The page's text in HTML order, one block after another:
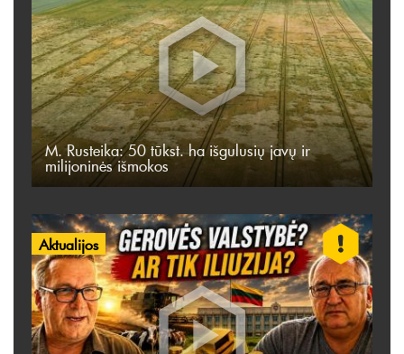
M. Rusteika: 50 tūkst. ha išgulusių javų ir
milijoninės išmokos
Aktualijos